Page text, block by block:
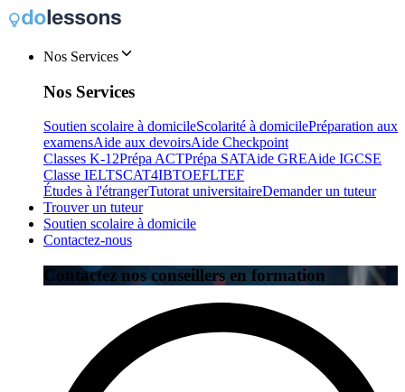
Nos Services
Nos Services
Soutien scolaire à domicileScolarité à domicilePréparation aux
examensAide aux devoirsAide Checkpoint
Classes K-12Prépa ACTPrépa SATAide GREAide IGCSE
Classe IELTSCAT4IBTOEFLTEF
Études à l'étrangerTutorat universitaireDemander un tuteur
Trouver un tuteur
Soutien scolaire à domicile
Contactez-nous
Contactez nos conseillers en formation